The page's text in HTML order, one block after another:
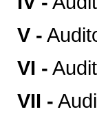
V -
VI -
VII -